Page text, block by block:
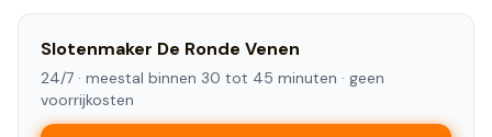
Slotenmaker De Ronde Venen
24/7 · meestal binnen 30 tot 45 minuten · geen
voorrijkosten